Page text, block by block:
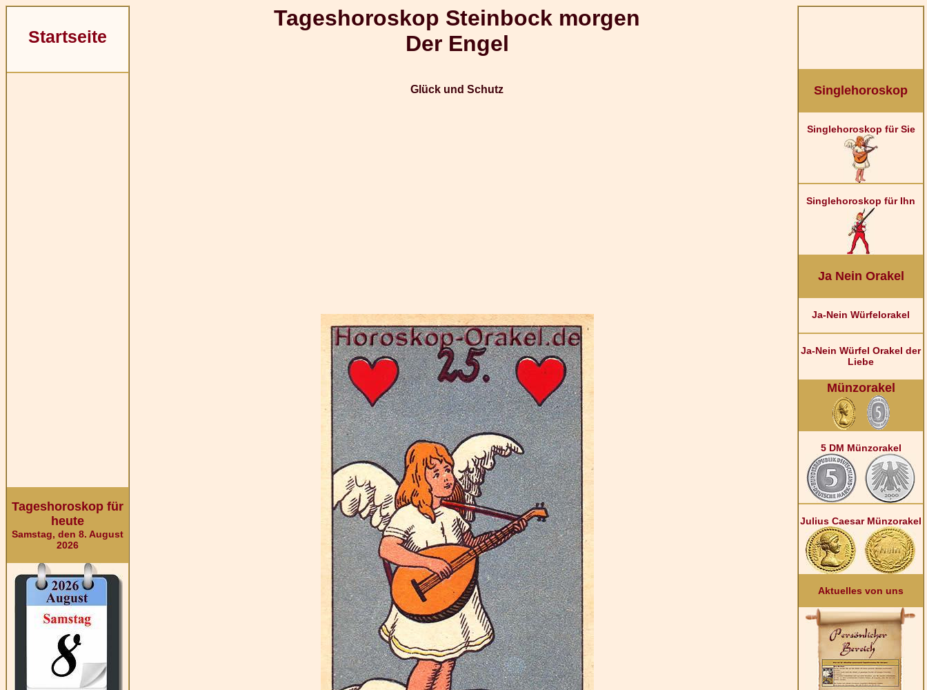
Startseite
Tageshoroskop für
heute
Samstag, den 8. August
2026
Tageshoroskop Steinbock morgen
Der Engel
Glück und Schutz Singlehoroskop
Singlehoroskop für Sie
Singlehoroskop für Ihn
Ja Nein Orakel
Ja-Nein Würfelorakel
Ja-Nein Würfel Orakel der
Liebe
Münzorakel
5 DM Münzorakel
Julius Caesar Münzorakel
Aktuelles von uns